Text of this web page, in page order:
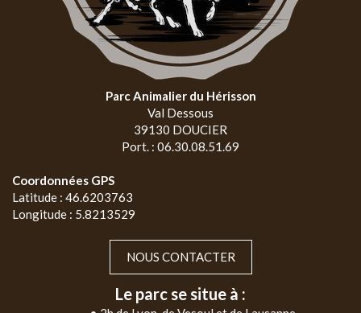
Parc Animalier du Hérisson
Val Dessous
39130 DOUCIER
Port. : 06.30.08.51.69
Coordonnées GPS
Latitude : 46.6203763
Longitude : 5.8213529
NOUS CONTACTER
Le parc se situe à :